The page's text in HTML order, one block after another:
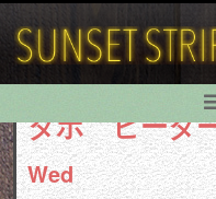
タホ ヒータ
Wed